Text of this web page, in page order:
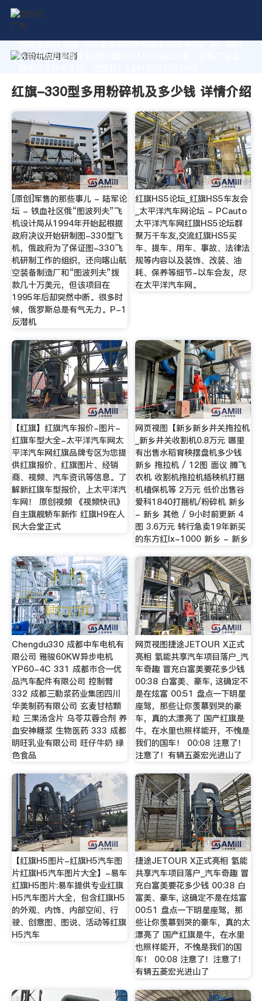
作为专业的 红旗-330型多用粉碎机及多少钱 制造厂家，我们
致力于为您量身定制高价值的粉体加工系统方案。获取厂家直
红旗-330型多用粉碎机及多少钱 详情介绍
[原创]军售的那些事儿 - 陆军论
坛 - 铁血社区俄“图波列夫”飞
机设计局从1994年开始起根据
政府决议开始研制图-330型飞
机，俄政府为了保证图-330飞
机研制工作的组织，还向喀山航
空装备制造厂和“图波列夫”拨
款几十万美元，但该项目在
1995年后却突然中断。很多时
候，俄罗斯总是有气无力。P-1
反潜机
红旗HS5论坛_红旗HS5车友会
_太平洋汽车网论坛 - PCauto
太平洋汽车网红旗HS5论坛群
聚万千车友,交流红旗HS5买
车、提车、用车、事故、法律法
规等内容以及装饰、改装、油
耗、保养等细节-以车会友，尽
在太平洋汽车网。
【红旗】红旗汽车报价-图片-
红旗车型大全-太平洋汽车网太
平洋汽车网红旗品牌专区为您提
供红旗报价、红旗图片、经销
商、视频、汽车资讯等信息。了
解新红旗车型报价，上太平洋汽
车网！ 原创视频 《视频快讯》
自主旗舰轿车新作 红旗H9在人
民大会堂正式
网页视图【新乡新乡井关拖拉机
_新乡井关收割机0.8万元 哪里
有出售水稻育秧摆盘机多少钱
新乡 拖拉机 / 12图 面议 腾飞
农机 收割机拖拉机插秧机打捆
机植保机等 2万元 低价出售谷
爱科1840打捆机/粉碎机 新乡
- 新乡 其他 / 9小时前更新 4
图 3.6万元 转行急卖19年新买
的东方红lx-1000 新乡 - 新乡
Chengdu330 成都中车电机有
限公司 雅骏60KW异步电机
YP60-4C 331 成都市合一优
品汽车配件有限公司 控制臂
332 成都三勒浆药业集团四川
华美制药有限公司 玄麦甘桔颗
粒 三果汤含片 乌苓苁蓉合剂 养
血安神糖浆 生物医药 333 成都
明旺乳业有限公司 旺仔牛奶 绿
色食品
网页视图捷途JETOUR X正式
亮相 氢能共享汽车项目落户_汽
车奇趣 冒充白富美要花多少钱
00:38 白富美、豪车, 这确定不
是在炫富 00:51 盘点一下明星
座驾，那些让你羡慕到哭的豪
车，真的太漂亮了 国产红旗是
牛，在水里也照样能开，不愧是
我们的国车！ 00:08 注意了！
注意了！有辆五菱宏光进山了
【红旗H5图片-红旗H5汽车图
片红旗H5汽车图片大全】-易车
红旗H5图片:易车提供专业红旗
H5汽车图片大全，包含红旗H5
的外观、内饰、内部空间、行
驶、创意图、图说、活动等红旗
H5汽车
捷途JETOUR X正式亮相 氢能
共享汽车项目落户_汽车奇趣 冒
充白富美要花多少钱 00:38 白
富美、豪车, 这确定不是在炫富
00:51 盘点一下明星座驾，那
些让你羡慕到哭的豪车，真的太
漂亮了 国产红旗是牛，在水里
也照样能开，不愧是我们的国
车！ 00:08 注意了！注意了！
有辆五菱宏光进山了